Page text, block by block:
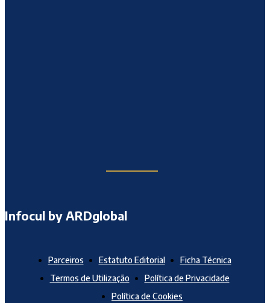
Infocul by ARDglobal
Parceiros Estatuto Editorial
Ficha Técnica
Termos de Utilização
Política de Privacidade
Política de Cookies